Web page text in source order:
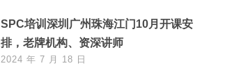
SPC培训深圳广州珠海江门10月开课安
排，老牌机构、资深讲师
2024 年 7 月 18 日